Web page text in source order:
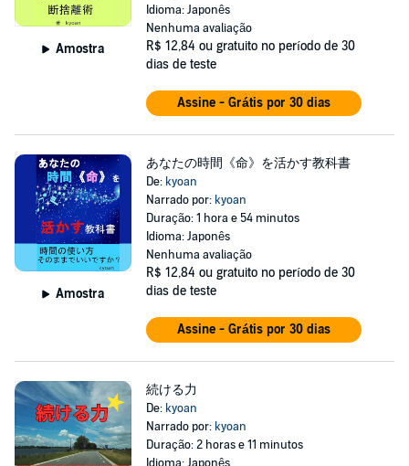
Amostra
Idioma: Japonês
Nenhuma avaliação
R$ 12,84 ou gratuito no período de 30
dias de teste
Assine - Grátis por 30 dias
Amostra
あなたの時間《命》を活かす教科書
De: kyoan
Narrado por: kyoan
Duração: 1 hora e 54 minutos
Idioma: Japonês
Nenhuma avaliação
R$ 12,84 ou gratuito no período de 30
dias de teste
Assine - Grátis por 30 dias
続ける力
De: kyoan
Narrado por: kyoan
Duração: 2 horas e 11 minutos